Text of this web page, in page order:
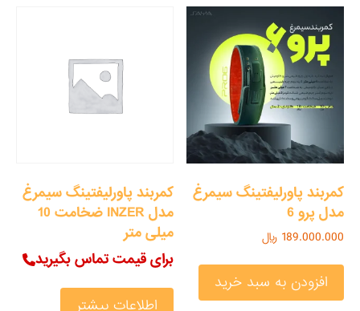
کمربند پاورلیفتینگ سیمرغ
مدل پرو 6
189.000.000 ﷼
افزودن به سبد خرید
کمربند پاورلیفتینگ سیمرغ
مدل INZER ضخامت 10
میلی متر
برای قیمت تماس بگیرید
اطلاعات بیشتر